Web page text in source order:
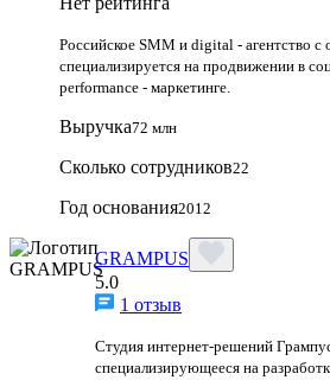
Российское SMM и digital - агентство с
специализируется на продвижении в
performance - маркетинге.
Выручка72 млн
Сколько сотрудников22
Год основания2012
GRAMPUS
5.0
1 отзыв
Студия интернет-решений
специализирующееся на